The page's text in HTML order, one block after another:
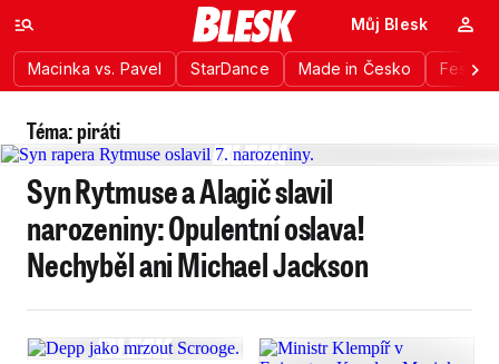
Macinka vs. Pavel StarDance Made in Česko
Můj Blesk
Téma: piráti
Syn Rytmuse a Alagič slavil
narozeniny: Opulentní oslava!
Nechyběl ani Michael Jackson